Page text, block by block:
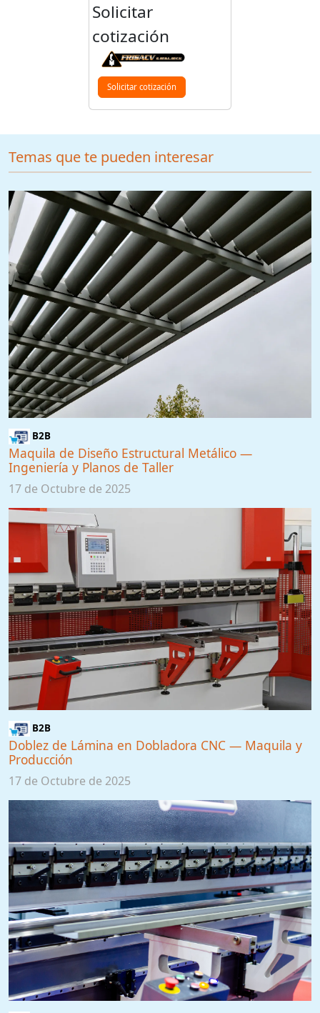
Solicitar
cotización
Solicitar cotización
Temas que te pueden interesar
B2B
Maquila de Diseño Estructural Metálico —
Ingeniería y Planos de Taller
17 de Octubre de 2025
B2B
Doblez de Lámina en Dobladora CNC — Maquila y
Producción
17 de Octubre de 2025